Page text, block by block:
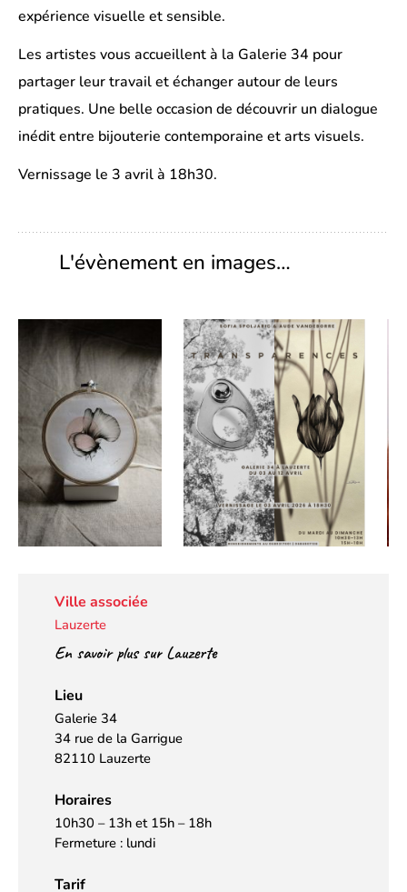
expérience visuelle et sensible.
Les artistes vous accueillent à la Galerie 34 pour
partager leur travail et échanger autour de leurs
pratiques. Une belle occasion de découvrir un dialogue
inédit entre bijouterie contemporaine et arts visuels.
Vernissage le 3 avril à 18h30.
L'évènement en images…
Ville associée
Lauzerte
En savoir plus sur Lauzerte
Lieu
Galerie 34
34 rue de la Garrigue
82110 Lauzerte
Horaires
10h30 – 13h et 15h – 18h
Fermeture : lundi
Tarif